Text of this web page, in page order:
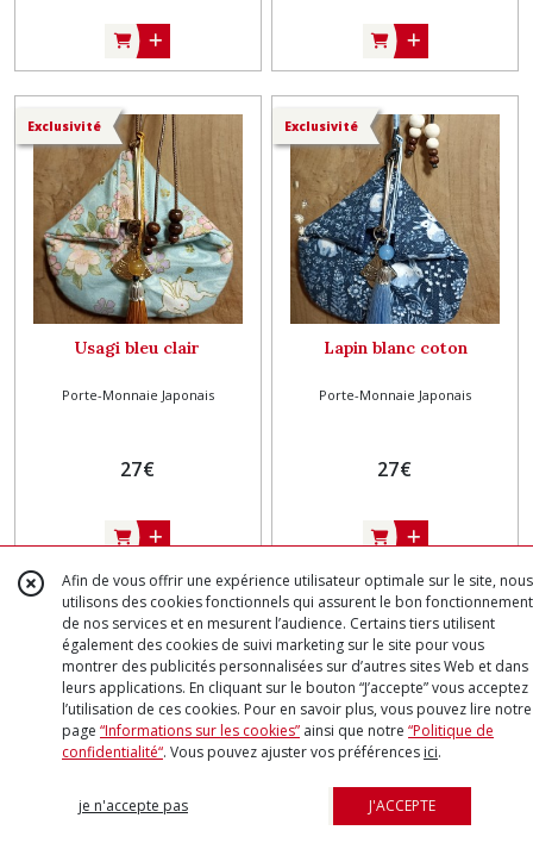
Exclusivité
Usagi bleu clair
Porte-Monnaie Japonais
27€
Exclusivité
Lapin blanc coton
Porte-Monnaie Japonais
27€
Exclusivité Exclusivité
Afin de vous offrir une expérience utilisateur optimale sur le site, nous
utilisons des cookies fonctionnels qui assurent le bon fonctionnement
de nos services et en mesurent l’audience. Certains tiers utilisent
également des cookies de suivi marketing sur le site pour vous
montrer des publicités personnalisées sur d’autres sites Web et dans
leurs applications. En cliquant sur le bouton “J’accepte” vous acceptez
l’utilisation de ces cookies. Pour en savoir plus, vous pouvez lire notre
page “Informations sur les cookies” ainsi que notre “Politique de
confidentialité“. Vous pouvez ajuster vos préférences ici.
je n'accepte pas J'ACCEPTE